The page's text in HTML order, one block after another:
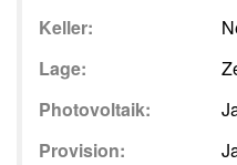
Keller:
Lage:
Photovoltaik:
Provision: